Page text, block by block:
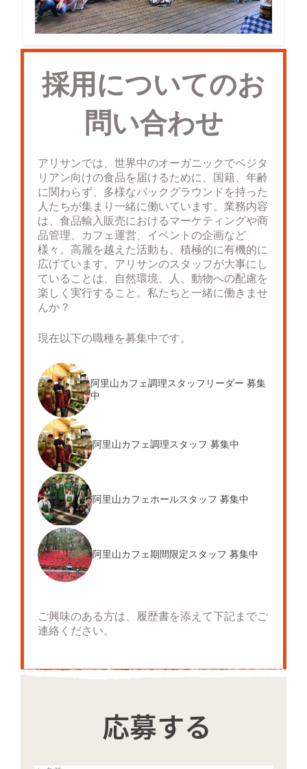
採用についてのお
問い合わせ
アリサンでは、世界中のオーガニックでベジタ
リアン向けの食品を届けるために、国籍、年齢
に関わらず、多様なバックグラウンドを持った
人たちが集まり一緒に働いています。業務内容
は、食品輸入販売におけるマーケティングや商
品管理、カフェ運営、イベントの企画など
様々。高麗を越えた活動も、積極的に有機的に
広げています。アリサンのスタッフが大事にし
ていることは、自然環境、人、動物への配慮を
楽しく実行すること。私たちと一緒に働きませ
んか？
現在以下の職種を募集中です。
阿里山カフェ調理スタッフリーダー 募集
中
阿里山カフェ調理スタッフ 募集中
阿里山カフェホールスタッフ 募集中
阿里山カフェ期間限定スタッフ 募集中
ご興味のある方は、履歴書を添えて下記までご
連絡ください。
応募する